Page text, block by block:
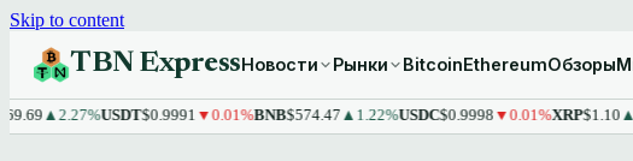
Skip to content
TBN ExpressНовости Рынки BitcoinEthereumОбзоры
USDT$0.9991▼0.01%BNB$574.47▲1.22% USDC$0.9998▼0.01%XRP$1.10▲1.76%